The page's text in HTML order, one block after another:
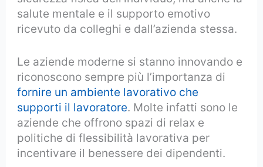
salute mentale e il supporto emotivo
ricevuto da colleghi e dall’azienda stessa.
Le aziende moderne si stanno innovando e
riconoscono sempre più l’importanza di
fornire un ambiente lavorativo che
supporti il lavoratore. Molte infatti sono le
aziende che offrono spazi di relax e
politiche di flessibilità lavorativa per
incentivare il benessere dei dipendenti.